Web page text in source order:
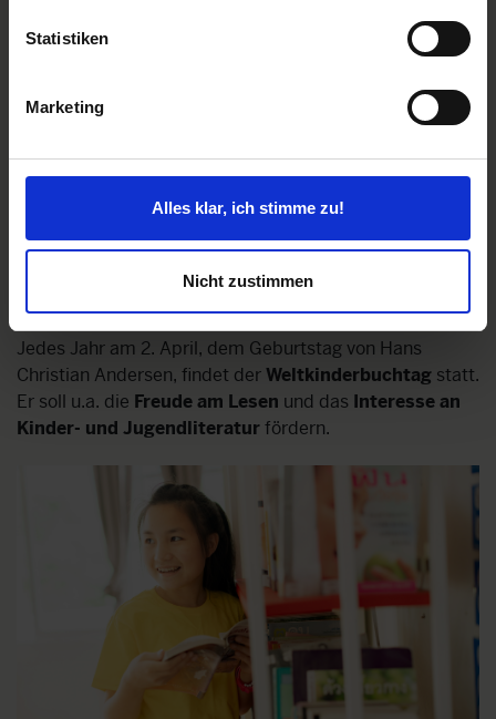
Statistiken
Marketing
Alles klar, ich stimme zu!
Nicht zustimmen
Weltkinderbuchtag
Ein Buch ist ein Geschenk, das du wieder und
(Garrison Keillor, amerikanischer Schriftsteller und
Radiomoderator)
Jedes Jahr am 2. April, dem Geburtstag von Hans
Christian Andersen, findet derWeltkinderbuchtag statt.
Er soll u.a. die Freude am Lesen und das Interesse an
Kinder- und Jugendliteraturfördern.